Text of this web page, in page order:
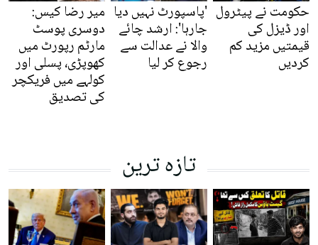
حکومت نے پیٹرول
اور ڈیزل کی
قیمتیں مزید کم
کردیں
'پاسپورٹ نہیں دیا
جارہا': ارشد چائے
والا نے عدالت سے
رجوع کر لیا
میر رضا کیس:
دوسری پوسٹ
مارٹم رپورٹ میں
کھوپڑی، پسلی اور
کولہے میں فریکچر
کی تصدیق
تازہ ترین